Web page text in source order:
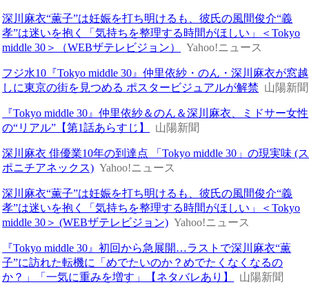
深川麻衣“薫子”は妊娠を打ち明けるも、彼氏の風間俊介“義
孝”は迷いを抱く「気持ちを整理する時間がほしい」＜Tokyo
middle 30＞（WEBザテレビジョン）
Yahoo!ニュース
フジ水10『Tokyo middle 30』仲里依紗・のん・深川麻衣が窓越
しに東京の街を見つめる ポスタービジュアルが解禁 山陽新聞
『Tokyo middle 30』仲里依紗＆のん＆深川麻衣、ミドサー女性
の“リアル”【第1話あらすじ】
山陽新聞
深川麻衣 俳優業10年の到達点 「Tokyo middle 30」の現実味 (ス
ポニチアネックス) Yahoo!ニュース
深川麻衣“薫子”は妊娠を打ち明けるも、彼氏の風間俊介“義
孝”は迷いを抱く「気持ちを整理する時間がほしい」＜Tokyo
middle 30＞ (WEBザテレビジョン) Yahoo!ニュース
『Tokyo middle 30』初回から急展開…ラストで深川麻衣“薫
子”に訪れた転機に「めでたいのか？めでたくなくなるの
か？」「一気に重みを増す」【ネタバレあり】
山陽新聞